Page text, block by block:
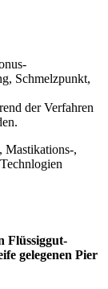
Schmelzpunkt,
der Verfahren
Mastikations-,
Flüssiggut-
gelegenen Pier